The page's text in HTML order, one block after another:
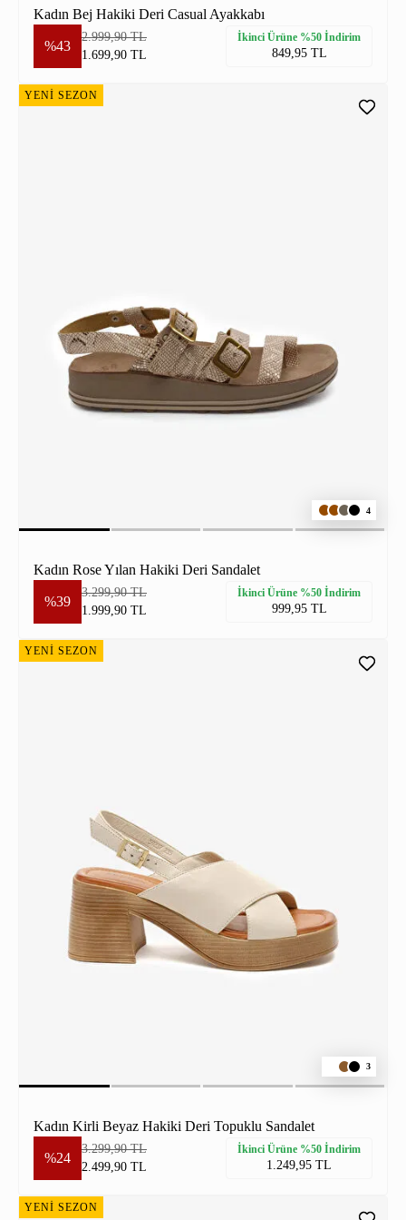
Kadın Bej Hakiki Deri Casual Ayakkabı
%43
2.999,90 TL
1.699,90 TL
İkinci Ürüne %50 İndirim
849,95 TL
YENİ SEZON
4
Kadın Rose Yılan Hakiki Deri Sandalet
%39
3.299,90 TL
1.999,90 TL
İkinci Ürüne %50 İndirim
999,95 TL
YENİ SEZON
3
Kadın Kirli Beyaz Hakiki Deri Topuklu Sandalet
%24
3.299,90 TL
2.499,90 TL
İkinci Ürüne %50 İndirim
1.249,95 TL
YENİ SEZON